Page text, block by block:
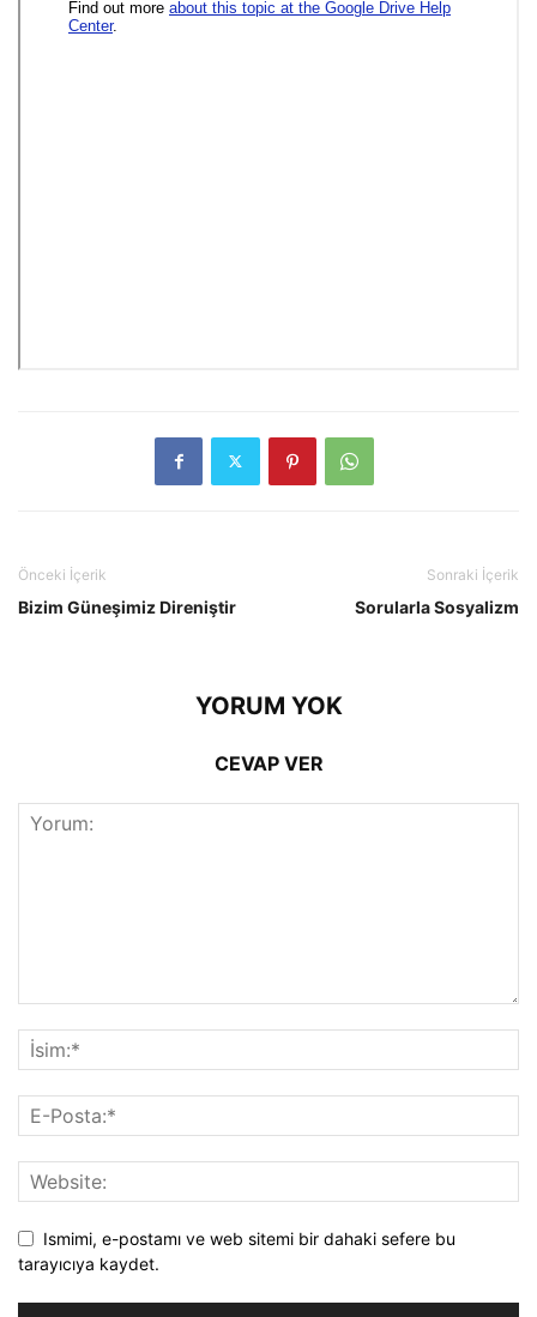
Önceki İçerik
Bizim Güneşimiz Direniştir
Sonraki İçerik
Sorularla Sosyalizm
YORUM YOK
CEVAP VER
Ismimi, e-postamı ve web sitemi bir dahaki sefere bu
tarayıcıya kaydet.